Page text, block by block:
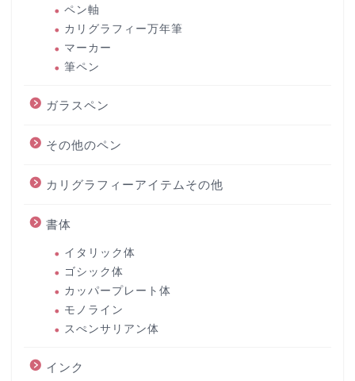
ペン軸
カリグラフィー万年筆
マーカー
筆ペン
ガラスペン
その他のペン
カリグラフィーアイテムその他
書体
イタリック体
ゴシック体
カッパープレート体
モノライン
スぺンサリアン体
インク